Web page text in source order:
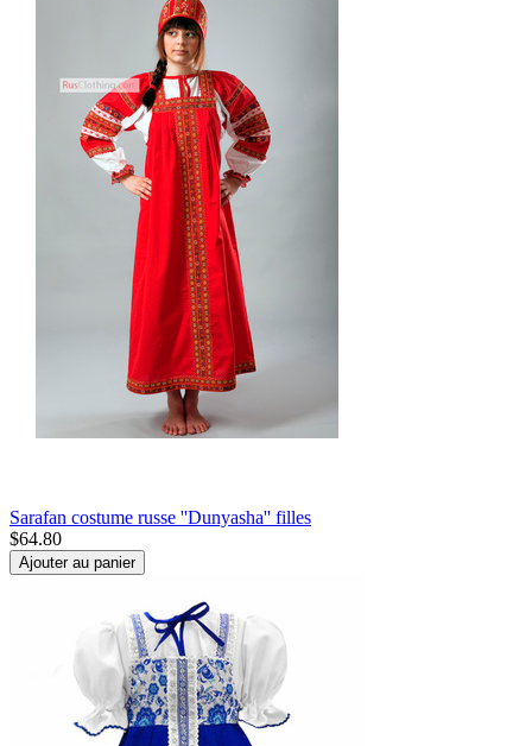
Sarafan costume russe ''Dunyasha'' filles
$64.80
Ajouter au panier